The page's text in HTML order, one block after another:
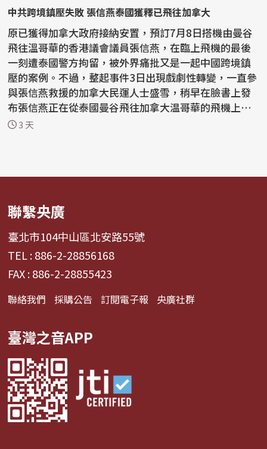
中共跨境鎮壓失敗 張信燕泰國獲釋已飛往加拿大
原已獲得加拿大政府接納安置，預訂7月8日搭機由曼谷
飛往溫哥華的香港議會議員張信燕，在臨上飛機的最後
一刻遭泰國警方拘留，被外界痛批又是一起中國跨境鎮
壓的案例。不過，整起事件3日出現戲劇性轉變，一直參
與張信燕救援的加拿大民運人士盛雪，稍早在臉書上發
布張信燕正在從泰國曼谷飛往加拿大温哥華的飛機上，
並預計...
3 天
聯繫央廣
臺北市104中山區北安路55號
TEL : 886-2-28856168
FAX : 886-2-28855423
聯絡我們 採購公告 訂閱電子報 央廣社群
臺灣之音APP